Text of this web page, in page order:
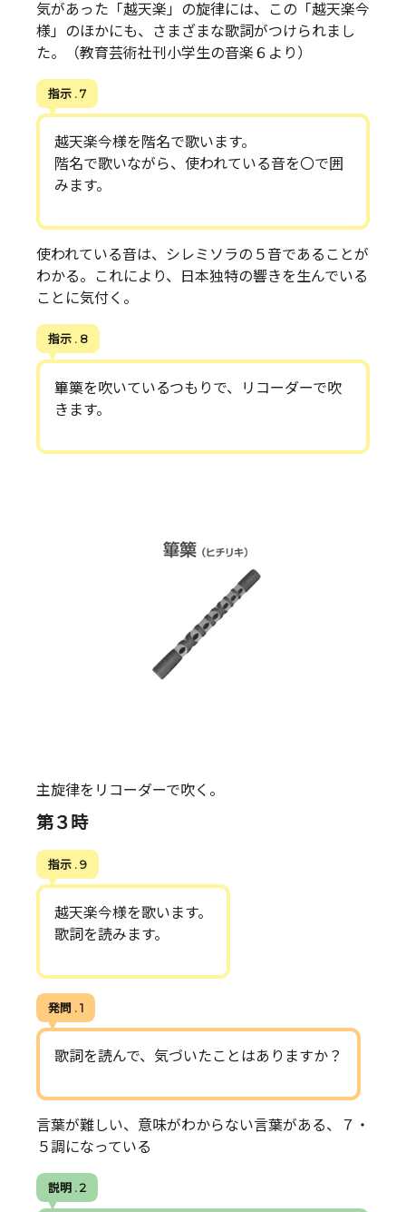
気があった「越天楽」の旋律には、この「越天楽今
様」のほかにも、さまざまな歌詞がつけられまし
た。（教育芸術社刊小学生の音楽６より）
指示 . 7
越天楽今様を階名で歌います。
階名で歌いながら、使われている音を〇で囲
みます。
使われている音は、シレミソラの５音であることが
わかる。これにより、日本独特の響きを生んでいる
ことに気付く。
指示 . 8
篳篥を吹いているつもりで、リコーダーで吹
きます。
主旋律をリコーダーで吹く。
第３時
指示 . 9
越天楽今様を歌います。
歌詞を読みます。
発問 . 1
歌詞を読んで、気づいたことはありますか？
言葉が難しい、意味がわからない言葉がある、７・
５調になっている
説明 . 2